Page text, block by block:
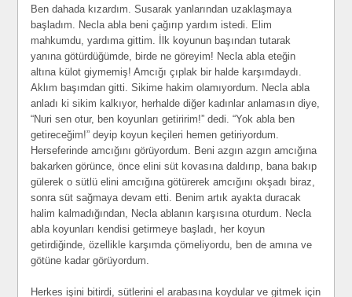
Ben dahada kızardım. Susarak yanlarından uzaklaşmaya
başladım. Necla abla beni çağırıp yardım istedi. Elim
mahkumdu, yardıma gittim. İlk koyunun başından tutarak
yanına götürdüğümde, birde ne göreyim! Necla abla eteğin
altına külot giymemiş! Amcığı çıplak bir halde karşımdaydı.
Aklım başımdan gitti. Sikime hakim olamıyordum. Necla abla
anladı ki sikim kalkıyor, herhalde diğer kadınlar anlamasın diye,
“Nuri sen otur, ben koyunları getiririm!” dedi. “Yok abla ben
getireceğim!” deyip koyun keçileri hemen getiriyordum.
Herseferinde amcığını görüyordum. Beni azgın azgın amcığına
bakarken görünce, önce elini süt kovasına daldırıp, bana bakıp
gülerek o sütlü elini amcığına götürerek amcığını okşadı biraz,
sonra süt sağmaya devam etti. Benim artık ayakta duracak
halim kalmadığından, Necla ablanın karşısına oturdum. Necla
abla koyunları kendisi getirmeye başladı, her koyun
getirdiğinde, özellikle karşımda çömeliyordu, ben de amına ve
götüne kadar görüyordum.
Herkes işini bitirdi, sütlerini el arabasına koydular ve gitmek için